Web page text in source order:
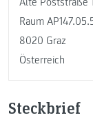
Raum
8020 Graz
Österreich
Steckbrief